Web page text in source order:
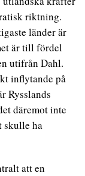
riktning.
länder är
är till fördel
utifrån Dahl.
inflytande på
Rysslands
däremot inte
skulle ha
att en